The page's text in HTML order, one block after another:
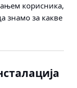
корисника,
знамо за какве